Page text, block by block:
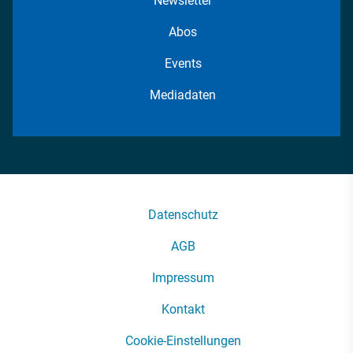
Abos
Events
Mediadaten
Datenschutz
AGB
Impressum
Kontakt
Cookie-Einstellungen